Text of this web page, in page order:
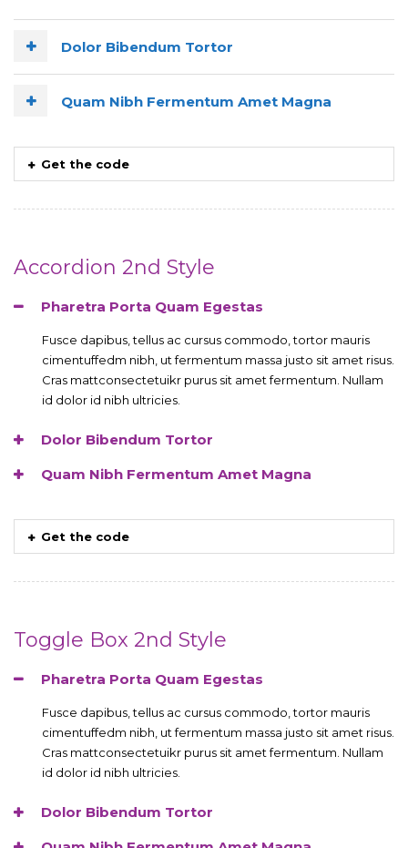
Dolor Bibendum Tortor
Quam Nibh Fermentum Amet Magna
Get the code
Accordion 2nd Style
Pharetra Porta Quam Egestas
Fusce dapibus, tellus ac cursus commodo, tortor mauris
cimentuffedm nibh, ut fermentum massa justo sit amet risus.
Cras mattconsectetuikr purus sit amet fermentum. Nullam
id dolor id nibh ultricies.
Dolor Bibendum Tortor
Quam Nibh Fermentum Amet Magna
Get the code
Toggle Box 2nd Style
Pharetra Porta Quam Egestas
Fusce dapibus, tellus ac cursus commodo, tortor mauris
cimentuffedm nibh, ut fermentum massa justo sit amet risus.
Cras mattconsectetuikr purus sit amet fermentum. Nullam
id dolor id nibh ultricies.
Dolor Bibendum Tortor